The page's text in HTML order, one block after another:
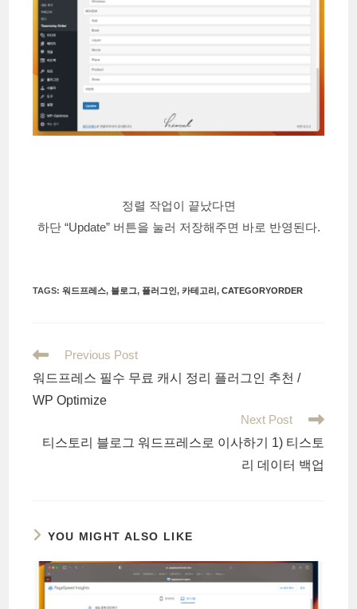
정렬 작업이 끝났다면
하단 “Update” 버튼을 눌러 저장해주면 바로 반영된다.
TAGS:워드프레스, 블로그, 플러그인, 카테고리, CATEGORYORDER
Read
articles
Previous Post
워드프레스 필수 무료 캐시 정리 플러그인 추천 /
WP Optimize
Next Post
티스토리 블로그 워드프레스로 이사하기 1) 티스토
리 데이터 백업
YOU MIGHT ALSO LIKE